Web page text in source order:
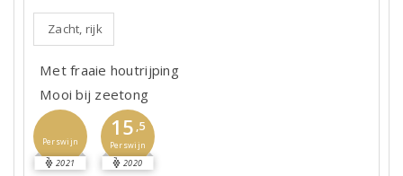
Zacht, rijk
Met fraaie houtrijping
Mooi bij zeetong
Perswijn
2021
15 ,5
Perswijn
2020